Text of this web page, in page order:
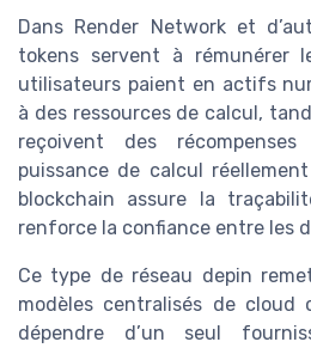
Dans Render Network et
tokens servent à rémunérer
utilisateurs paient en actifs
à des ressources de calcul,
reçoivent des
puissance de calcul
blockchain assure la
renforce la confiance entre les
Ce type de réseau depin
modèles centralisés de cloud
dépendre d’un seul